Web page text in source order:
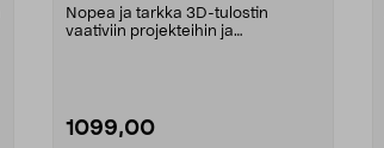
Nopea ja tarkka 3D-tulostin
vaativiin projekteihin ja
1099,00